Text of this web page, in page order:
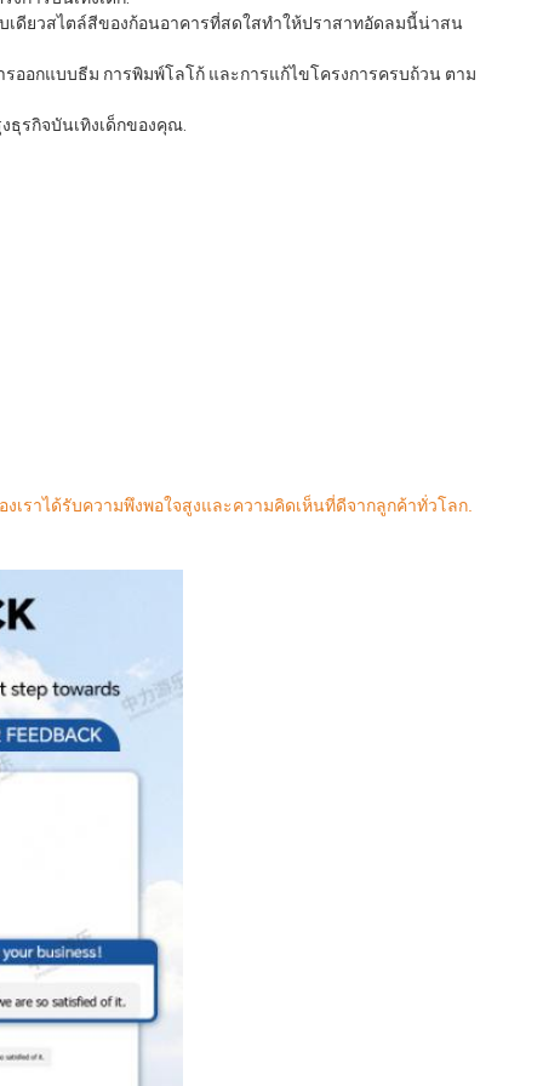
ดียวสไตล์สีของก้อนอาคารที่สดใสทําให้ปราสาทอัดลมนี้น่าสน
ออกแบบธีม การพิมพ์โลโก้ และการแก้ไขโครงการครบถ้วน ตาม
รกิจบันเทิงเด็กของคุณ.
ราได้รับความพึงพอใจสูงและความคิดเห็นที่ดีจากลูกค้าทั่วโลก.